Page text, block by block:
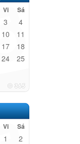
Vi Sá
3 4
10 11
17 18
24 25
Vi Sá
1 2